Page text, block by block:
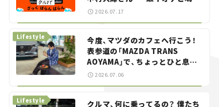
智之の「クルマでざっくばらんば
2026.07.17
今度、マツダのカフェへ行こう！
表参道の「MAZDA TRANS
AOYAMA」で、ちょっとひと息。
——連載｜CCGとクルマでどうす
る？＜第13回＞
Lifestyle
2026.07.06
クルマ、何に乗ってるの？ 僕たち
Lifestyle